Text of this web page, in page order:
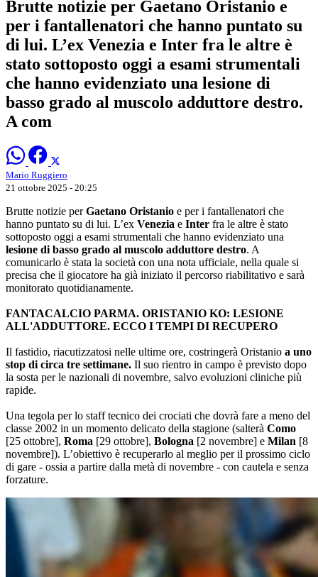
Brutte notizie per Gaetano Oristanio e
per i fantallenatori che hanno puntato su
di lui. L’ex Venezia e Inter fra le altre è
stato sottoposto oggi a esami strumentali
che hanno evidenziato una lesione di
basso grado al muscolo adduttore destro.
A com
Mario Ruggiero
21 ottobre 2025 - 20:25
Brutte notizie perGaetano Oristanio e per i fantallenatori che
hanno puntato su di lui. L’ex Venezia e Inter fra le altre è stato
sottoposto oggi a esami strumentali che hanno evidenziato una
lesione di basso grado al muscolo adduttore destro. A
comunicarlo è stata la società con una nota ufficiale, nella quale si
precisa che il giocatore ha già iniziato il percorso riabilitativo e sarà
monitorato quotidianamente.
FANTACALCIO PARMA. ORISTANIO KO: LESIONE
ALL'ADDUTTORE. ECCO I TEMPI DI RECUPERO
Il fastidio, riacutizzatosi nelle ultime ore, costringerà Oristanio a uno
stop di circa tre settimane. Il suo rientro in campo è previsto dopo
la sosta per le nazionali di novembre, salvo evoluzioni cliniche più
rapide.
Una tegola per lo staff tecnico dei crociati che dovrà fare a meno del
classe 2002 in un momento delicato della stagione (salterà Como
[25 ottobre], Roma [29 ottobre], Bologna [2 novembre] e Milan [8
novembre]). L’obiettivo è recuperarlo al meglio per il prossimo ciclo
di gare - ossia a partire dalla metà di novembre - con cautela e senza
forzature.